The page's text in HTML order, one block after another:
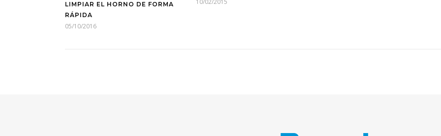
LIMPIAR EL HORNO DE FORMA
RÁPIDA
05/10/2016
10/02/2015